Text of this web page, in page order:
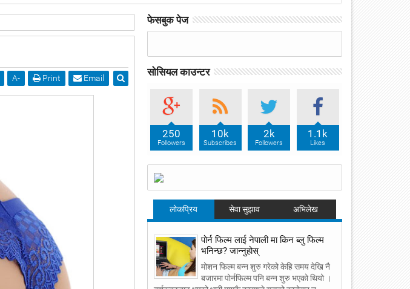
A- Print Email
फेसबुक पेज
सोसियल काउन्टर
250
Followers
10k
Subscribes
2k
Followers
1.1k
Likes
लोकप्रिय सेवा सुझाव अभिलेख
पोर्न फिल्म लाई नेपाली मा किन ब्लु फिल्म
भनिन्छ? जान्नुहोस्
मोशन फिल्म बन्न शुरु गरेको केहि समय देखि नै
बजारमा पोर्नफिल्म पनि बन्न शुरु भएको थियो ।